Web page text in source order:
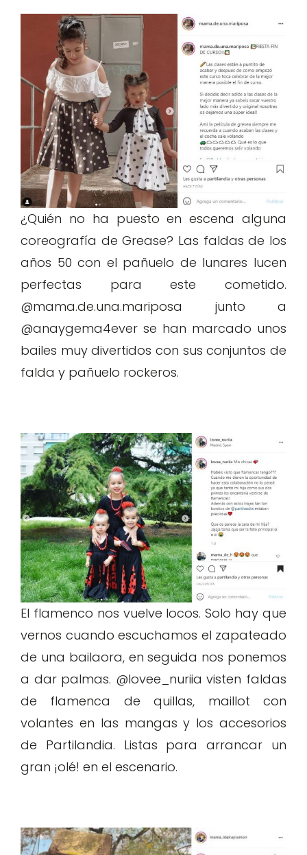
¿Quién no ha puesto en escena alguna
coreografía de Grease? Las faldas de los
años 50 con el pañuelo de lunares lucen
perfectas para este cometido.
@mama.de.una.mariposa junto a
@anaygema4ever se han marcado unos
bailes muy divertidos con sus conjuntos de
falda y pañuelo rockeros.
El flamenco nos vuelve locos. Solo hay que
vernos cuando escuchamos el zapateado
de una bailaora, en seguida nos ponemos
a dar palmas. @lovee_nuriia visten faldas
de flamenca de quillas, maillot con
volantes en las mangas y los accesorios
de Partilandia. Listas para arrancar un
gran ¡olé! en el escenario.